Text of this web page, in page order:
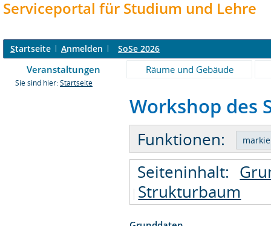
Serviceportal für Studium und Lehre
Startseite Anmelden SoSe 2026
Veranstaltungen Räume und Gebäude
Sie sind hier: Startseite
Workshop des
Funktionen:
Seiteninhalt:
Strukturbaum